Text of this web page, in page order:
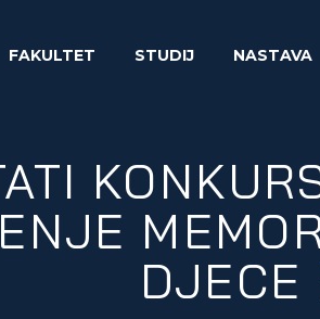
FAKULTET STUDIJ NASTAVA
DJECE